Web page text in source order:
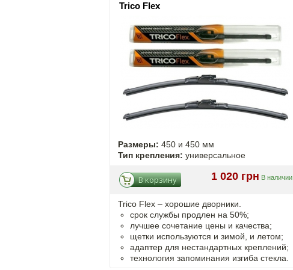
Trico Flex
Размеры: 450 и 450 мм
Тип крепления: универсальное
1 020 грн В наличии
В корзину
Trico Flex – хорошие дворники.
срок службы продлен на 50%;
лучшее сочетание цены и качества;
щетки используются и зимой, и летом;
адаптер для нестандартных креплений;
технология запоминания изгиба стекла.